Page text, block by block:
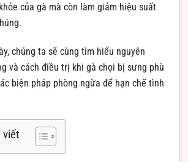
của gà mà còn làm giảm hiệu suất
chúng ta sẽ cùng tìm hiểu nguyên
và cách điều trị khi gà chọi bị sưng phù
biện pháp phòng ngừa để hạn chế tình
viết